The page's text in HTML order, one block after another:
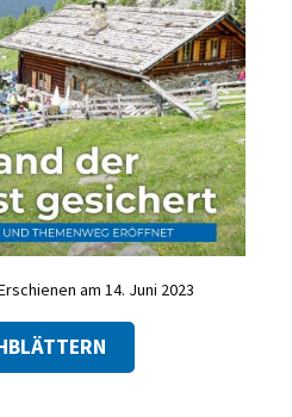
am 14. Juni 2023